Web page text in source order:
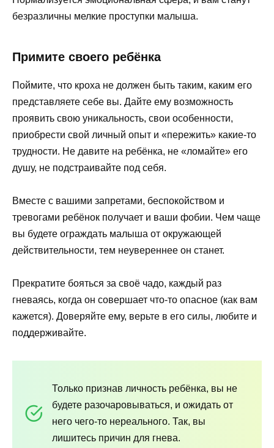
безразличны мелкие проступки малыша.
Примите своего ребёнка
Поймите, что кроха не должен быть таким, каким его
представляете себе вы. Дайте ему возможность
проявить свою уникальность, свои особенности,
приобрести свой личный опыт и «пережить» какие-то
трудности. Не давите на ребёнка, не «ломайте» его
душу, не подстраивайте под себя.
Вместе с вашими запретами, беспокойством и
тревогами ребёнок получает и ваши фобии. Чем чаще
вы будете ограждать малыша от окружающей
действительности, тем неувереннее он станет.
Прекратите бояться за своё чадо, каждый раз
гневаясь, когда он совершает что-то опасное (как вам
кажется). Доверяйте ему, верьте в его силы, любите и
поддерживайте.
Только признав личность ребёнка, вы не
будете разочаровываться, и ожидать от
него чего-то нереального. Так, вы
лишитесь причин для гнева.